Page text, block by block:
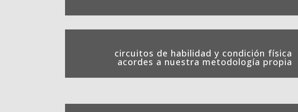
circuitos de habilidad y condición física
acordes a nuestra metodología propia